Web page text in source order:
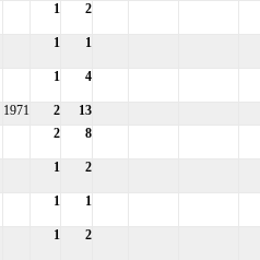
1 2
1 1
1 4
1971 2 13
2 8
1 2
1 1
1 2